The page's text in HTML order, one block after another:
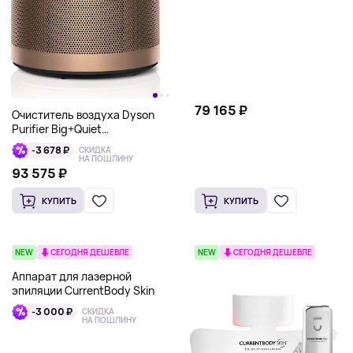
Очиститель воздуха Dyson
Purifier Big+Quiet
Formaldehyde BP04,
медный+синий
-3 678 ₽ СКИДКА
НА ПОШЛИНУ
93 575 ₽
КУПИТЬ
79 165 ₽
КУПИТЬ
NEW СЕГОДНЯ ДЕШЕВЛЕ
Аппарат для лазерной
эпиляции CurrentBody Skin
-3 000 ₽ СКИДКА
НА ПОШЛИНУ
NEW СЕГОДНЯ ДЕШЕВЛЕ